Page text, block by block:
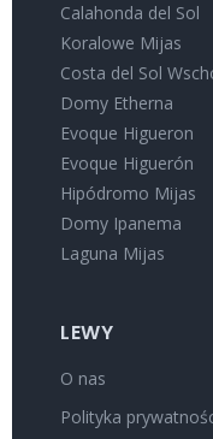
Calahonda del Sol
Koralowe Mijas
Costa del Sol
Domy Etherna
Evoque Higueron
Evoque Higuerón
Hipódromo Mijas
Domy Ipanema
Laguna Mijas
LEWY
O nas
Polityka